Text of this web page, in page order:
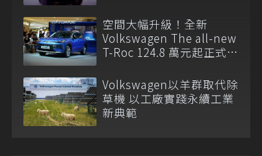
空間大幅升級！全新
Volkswagen The all-new
T-Roc 124.8 萬元起正式上
Volkswagen以羊群取代除
草機 以工廠實踐永續工業
新典範